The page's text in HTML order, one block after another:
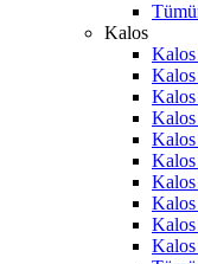
Kalos
Kalos
Kalos
Kalos
Kalos
Kalos